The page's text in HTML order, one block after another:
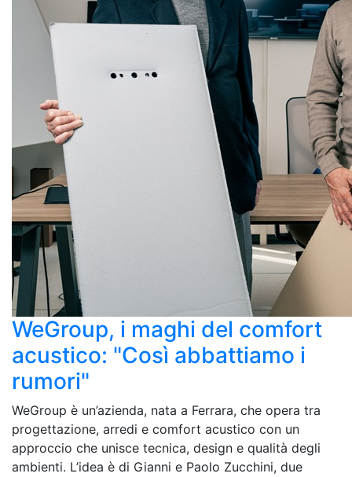
WeGroup, i maghi del comfort
acustico: "Così abbattiamo i
rumori"
WeGroup è un’azienda, nata a Ferrara, che opera tra
progettazione, arredi e comfort acustico con un
approccio che unisce tecnica, design e qualità degli
ambienti. L’idea è di Gianni e Paolo Zucchini, due